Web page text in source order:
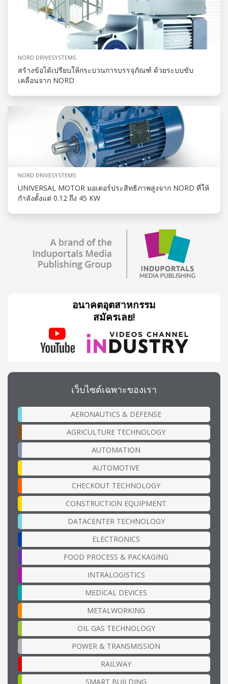
NORD DRIVESYSTEMS
สร้างข้อได้เปรียบให้กระบวนการบรรจุภัณฑ์ ด้วยระบบขับ
เคลื่อนจาก NORD
NORD DRIVESYSTEMS
UNIVERSAL MOTOR มอเตอร์ประสิทธิภาพสูงจาก NORD ที่ให้
กำลังตั้งแต่ 0.12 ถึง 45 KW
อนาคตอุตสาหกรรม
สมัครเลย!
เว็บไซต์เฉพาะของเรา
AERONAUTICS & DEFENSE
AGRICULTURE TECHNOLOGY
AUTOMATION
AUTOMOTIVE
CHECKOUT TECHNOLOGY
CONSTRUCTION EQUIPMENT
DATACENTER TECHNOLOGY
ELECTRONICS
FOOD PROCESS & PACKAGING
INTRALOGISTICS
MEDICAL DEVICES
METALWORKING
OIL GAS TECHNOLOGY
POWER & TRANSMISSION
RAILWAY
SMART BUILDING